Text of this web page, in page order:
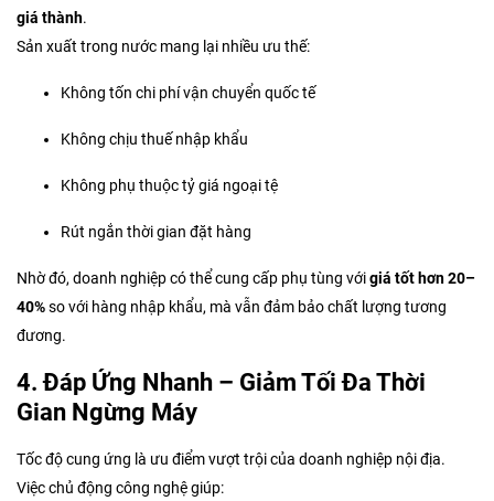
giá thành.
Sản xuất trong nước mang lại nhiều ưu thế:
Không tốn chi phí vận chuyển quốc tế
Không chịu thuế nhập khẩu
Không phụ thuộc tỷ giá ngoại tệ
Rút ngắn thời gian đặt hàng
Nhờ đó, doanh nghiệp có thể cung cấp phụ tùng vớigiá tốt hơn 20–
40%so với hàng nhập khẩu, mà vẫn đảm bảo chất lượng tương
đương.
4. Đáp Ứng Nhanh – Giảm Tối Đa Thời
Gian Ngừng Máy
Tốc độ cung ứng là ưu điểm vượt trội của doanh nghiệp nội địa.
Việc chủ động công nghệ giúp: